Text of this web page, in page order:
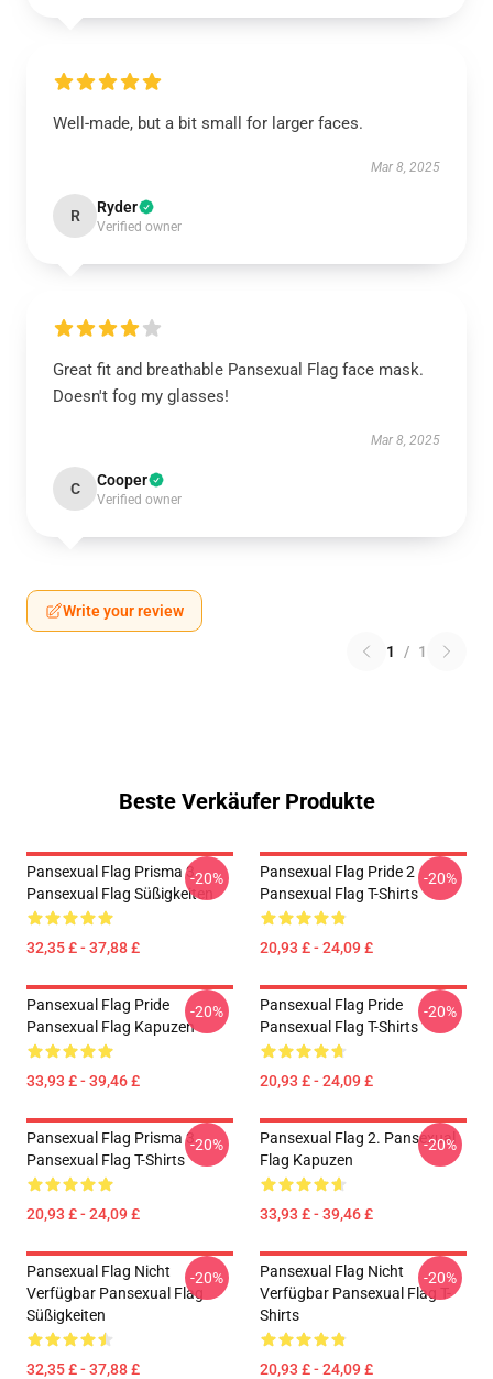
Well-made, but a bit small for larger faces.
Mar 8, 2025
R Ryder
Verified owner
Great fit and breathable Pansexual Flag face mask.
Doesn't fog my glasses!
Mar 8, 2025
C Cooper
Verified owner
Write your review
1 / 1
Beste Verkäufer Produkte
Pansexual Flag Prisma 3
Pansexual Flag Süßigkeiten
32,35 £ - 37,88 £
-20%
Pansexual Flag Pride 2
Pansexual Flag T-Shirts
20,93 £ - 24,09 £
-20%
Pansexual Flag Pride
Pansexual Flag Kapuzen
33,93 £ - 39,46 £
-20%
Pansexual Flag Pride
Pansexual Flag T-Shirts
20,93 £ - 24,09 £
-20%
Pansexual Flag Prisma 3
Pansexual Flag T-Shirts
20,93 £ - 24,09 £
-20%
Pansexual Flag 2. Pansexual
Flag Kapuzen
33,93 £ - 39,46 £
-20%
Pansexual Flag Nicht
Verfügbar Pansexual Flag
Süßigkeiten
32,35 £ - 37,88 £
-20%
Pansexual Flag Nicht
Verfügbar Pansexual Flag T-
Shirts
20,93 £ - 24,09 £
-20%